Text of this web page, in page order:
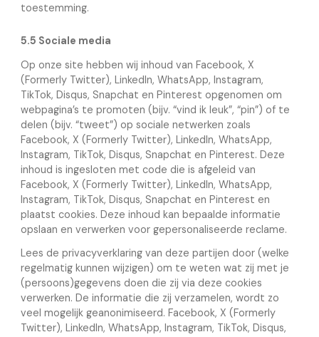
toestemming.
5.5 Sociale media
Op onze site hebben wij inhoud van Facebook, X
(Formerly Twitter), LinkedIn, WhatsApp, Instagram,
TikTok, Disqus, Snapchat en Pinterest opgenomen om
webpagina’s te promoten (bijv. “vind ik leuk”, “pin”) of te
delen (bijv. “tweet”) op sociale netwerken zoals
Facebook, X (Formerly Twitter), LinkedIn, WhatsApp,
Instagram, TikTok, Disqus, Snapchat en Pinterest. Deze
inhoud is ingesloten met code die is afgeleid van
Facebook, X (Formerly Twitter), LinkedIn, WhatsApp,
Instagram, TikTok, Disqus, Snapchat en Pinterest en
plaatst cookies. Deze inhoud kan bepaalde informatie
opslaan en verwerken voor gepersonaliseerde reclame.
Lees de privacyverklaring van deze partijen door (welke
regelmatig kunnen wijzigen) om te weten wat zij met je
(persoons)gegevens doen die zij via deze cookies
verwerken. De informatie die zij verzamelen, wordt zo
veel mogelijk geanonimiseerd. Facebook, X (Formerly
Twitter), LinkedIn, WhatsApp, Instagram, TikTok, Disqus,